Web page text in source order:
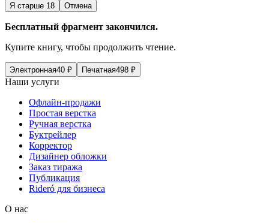
Я старше 18 Отмена
Бесплатный фрагмент закончился.
Купите книгу, чтобы продолжить чтение.
Электронная40 ₽ Печатная498 ₽
Наши услуги
Офлайн-продажи
Простая верстка
Ручная верстка
Буктрейлер
Корректор
Дизайнер обложки
Заказ тиража
Публикация
Rideró для бизнеса
О нас